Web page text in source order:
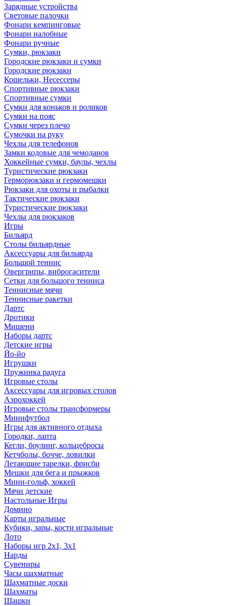
Зарядные устройства
Световые палочки
Фонари кемпинговые
Фонари налобные
Фонари ручные
Сумки, рюкзаки
Городские рюкзаки и сумки
Городские рюкзаки
Кошельки, Несессеры
Спортивные рюкзаки
Спортивные сумки
Сумки для коньков и роликов
Сумки на пояс
Сумки через плечо
Сумочки на руку
Чехлы для телефонов
Замки кодовые для чемоданов
Хоккейные сумки, баулы, чехлы
Туристические рюкзаки
Герморюкзаки и гермомешки
Рюкзаки для охоты и рыбалки
Тактические рюкзаки
Туристические рюкзаки
Чехлы для рюкзаков
Игры
Бильярд
Столы бильярдные
Аксессуары для бильярда
Большой теннис
Овергрипы, виброгасители
Сетки для большого тенниса
Теннисные мячи
Теннисные ракетки
Дартс
Дротики
Мишени
Наборы дартс
Детские игры
Йо-йо
Игрушки
Пружинка радуга
Игровые столы
Аксессуары для игровых столов
Аэрохоккей
Игровые столы трансформеры
Минифутбол
Игры для активного отдыха
Городки, лапта
Кегли, боулинг, кольцебросы
Кетчболы, бочче, ловилки
Летающие тарелки, фрисби
Мешки для бега и прыжков
Мини-гольф, хоккей
Мячи детские
Настольные Игры
Домино
Карты игральные
Кубики, зары, кости игральные
Лото
Наборы игр 2х1, 3х1
Нарды
Сувениры
Часы шахматные
Шахматные доски
Шахматы
Шашки